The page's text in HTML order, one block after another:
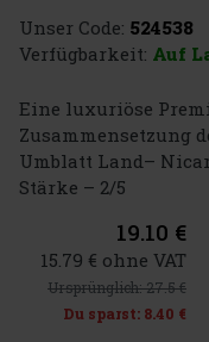
Unser Code: 524538
Verfügbarkeit: Auf
Eine luxuriöse
Zusammensetzung
Umblatt Land–
Stärke – 2/5
19.10 €
15.79 € ohne VAT
Ursprünglich:27.5 €
Du sparst: 8.40 €